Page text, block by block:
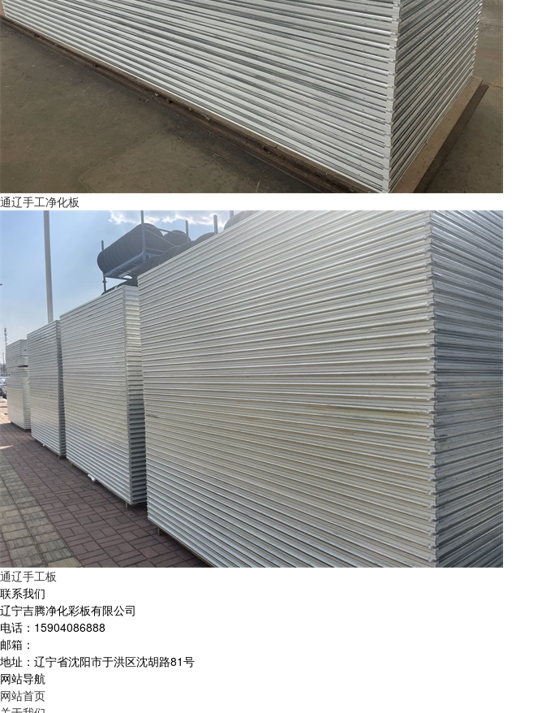
通辽手工净化板
通辽手工板
联系我们
辽宁吉腾净化彩板有限公司
电话：15904086888
邮箱：
地址：辽宁省沈阳市于洪区沈胡路81号
网站导航
网站首页